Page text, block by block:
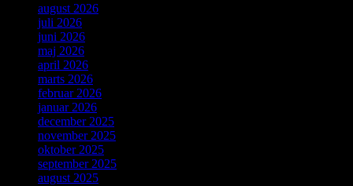
august 2026
juli 2026
juni 2026
maj 2026
april 2026
marts 2026
februar 2026
januar 2026
december 2025
november 2025
oktober 2025
september 2025
august 2025